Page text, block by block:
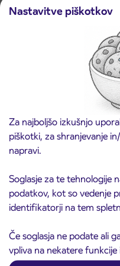
Nastavitve piškotkov
Za najboljšo izkušnjo
piškotki, za shranjevanje
napravi.
Soglasje za te tehnologije
podatkov, kot so vedenje
identifikatorji na tem
Če soglasja ne podate ali
vpliva na nekatere
Obvestilo o zapori
preusmeritvah
Slovenska